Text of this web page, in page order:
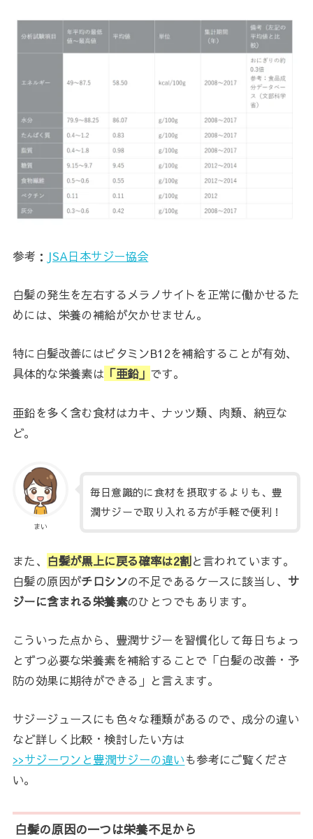
参考： JSA日本サジー協会
白髪の発生を左右するメラノサイトを正常に働かせるた
めには、 栄養の補給が欠かせません。
特に白髪改善にはビタミンB12を補給することが有効、
具体的な栄養素は 「亜鉛」 です。
亜鉛を多く含む食材はカキ、ナッツ類、肉類、納豆な
ど。
まい
毎日意識的に食材を摂取するよりも、豊
潤サジーで取り入れる方が手軽で便利！
また、 白髪が黒上に戻る確率は2割と言われています。
白髪の原因がチロシンの不足であるケースに該当し、 サ
ジーに含まれる栄養素のひとつでもあります。
こういった点から、豊潤サジーを習慣化して毎日ちょっ
とずつ必要な栄養素を補給することで「白髪の改善・予
防の効果に期待ができる」と言えます。
サジージュースにも色々な種類があるので、成分の違い
など詳しく比較・検討したい方は
>>サジーワンと豊潤サジーの違いも参考にご覧くださ
い。
白髪の原因の一つは栄養不足から